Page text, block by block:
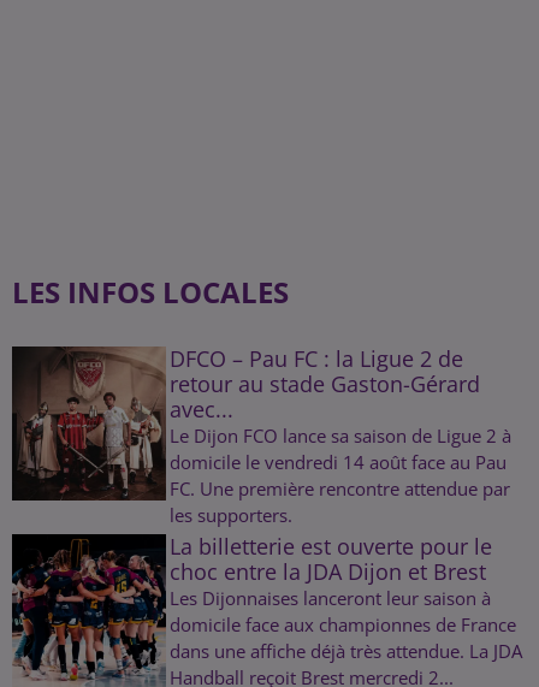
LES INFOS LOCALES
DFCO – Pau FC : la Ligue 2 de
retour au stade Gaston-Gérard
avec...
Le Dijon FCO lance sa saison de Ligue 2 à
domicile le vendredi 14 août face au Pau
FC. Une première rencontre attendue par
les supporters.
La billetterie est ouverte pour le
choc entre la JDA Dijon et Brest
Les Dijonnaises lanceront leur saison à
domicile face aux championnes de France
dans une affiche déjà très attendue. La JDA
Handball reçoit Brest mercredi 2...